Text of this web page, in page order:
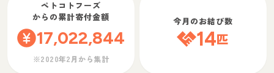
ペトコトフーズ
からの累計寄付金額
17,022,844
※2020年2月から集計
今月のお結び数
14匹